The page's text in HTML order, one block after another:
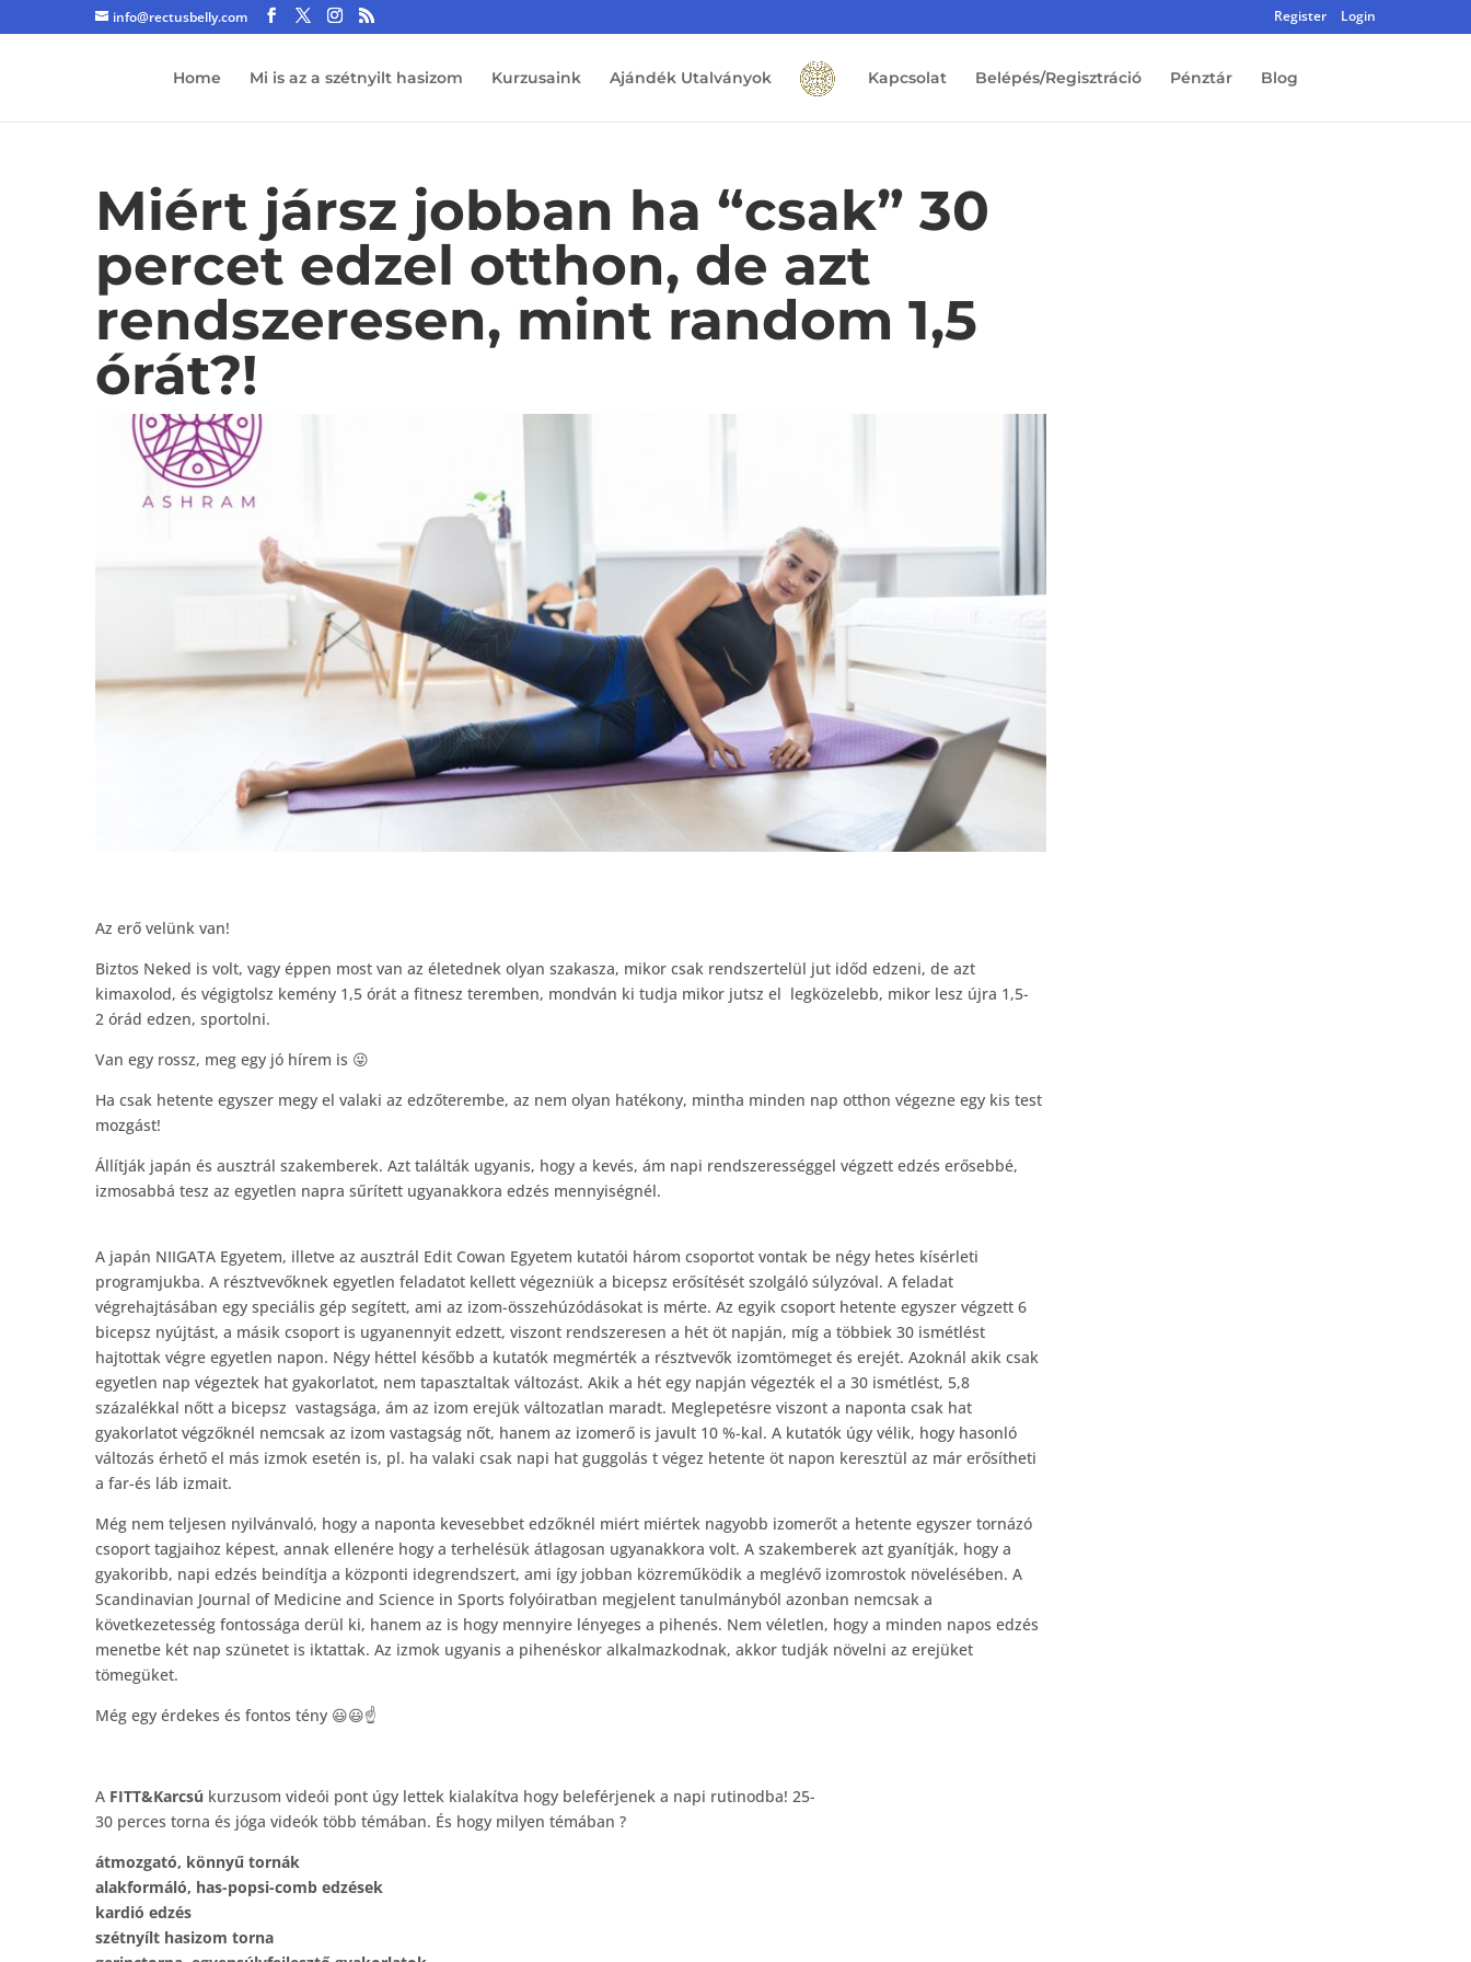
info@rectusbelly.com Register Login
Home Mi is az a szétnyilt hasizom Kurzusaink Ajándék Utalványok Kapcsolat Belépés/Regisztráció Pénztár Blog
Miért jársz jobban ha “csak” 30
percet edzel otthon, de azt
rendszeresen, mint random 1,5
órát?!
Az erő velünk van!
Biztos Neked is volt, vagy éppen most van az életednek olyan szakasza, mikor csak rendszertelül jut időd edzeni, de azt
kimaxolod, és végigtolsz kemény 1,5 órát a fitnesz teremben, mondván ki tudja mikor jutsz el legközelebb, mikor lesz újra 1,5-
2 órád edzen, sportolni.
Van egy rossz, meg egy jó hírem is 😜
Ha csak hetente egyszer megy el valaki az edzőterembe, az nem olyan hatékony, mintha minden nap otthon végezne egy kis test
mozgást!
Állítják japán és ausztrál szakemberek. Azt találták ugyanis, hogy a kevés, ám napi rendszerességgel végzett edzés erősebbé,
izmosabbá tesz az egyetlen napra sűrített ugyanakkora edzés mennyiségnél.
A japán NIIGATA Egyetem, illetve az ausztrál Edit Cowan Egyetem kutatói három csoportot vontak be négy hetes kísérleti
programjukba. A résztvevőknek egyetlen feladatot kellett végezniük a bicepsz erősítését szolgáló súlyzóval. A feladat
végrehajtásában egy speciális gép segített, ami az izom-összehúzódásokat is mérte. Az egyik csoport hetente egyszer végzett 6
bicepsz nyújtást, a másik csoport is ugyanennyit edzett, viszont rendszeresen a hét öt napján, míg a többiek 30 ismétlést
hajtottak végre egyetlen napon. Négy héttel később a kutatók megmérték a résztvevők izomtömeget és erejét. Azoknál akik csak
egyetlen nap végeztek hat gyakorlatot, nem tapasztaltak változást. Akik a hét egy napján végezték el a 30 ismétlést, 5,8
százalékkal nőtt a bicepsz vastagsága, ám az izom erejük változatlan maradt. Meglepetésre viszont a naponta csak hat
gyakorlatot végzőknél nemcsak az izom vastagság nőt, hanem az izomerő is javult 10 %-kal. A kutatók úgy vélik, hogy hasonló
változás érhető el más izmok esetén is, pl. ha valaki csak napi hat guggolás t végez hetente öt napon keresztül az már erősítheti
a far-és láb izmait.
Még nem teljesen nyilvánvaló, hogy a naponta kevesebbet edzőknél miért miértek nagyobb izomerőt a hetente egyszer tornázó
csoport tagjaihoz képest, annak ellenére hogy a terhelésük átlagosan ugyanakkora volt. A szakemberek azt gyanítják, hogy a
gyakoribb, napi edzés beindítja a központi idegrendszert, ami így jobban közreműködik a meglévő izomrostok növelésében. A
Scandinavian Journal of Medicine and Science in Sports folyóiratban megjelent tanulmányból azonban nemcsak a
következetesség fontossága derül ki, hanem az is hogy mennyire lényeges a pihenés. Nem véletlen, hogy a minden napos edzés
menetbe két nap szünetet is iktattak. Az izmok ugyanis a pihenéskor alkalmazkodnak, akkor tudják növelni az erejüket
tömegüket.
Még egy érdekes és fontos tény 😃😃☝️
A FITT&Karcsú kurzusom videói pont úgy lettek kialakítva hogy beleférjenek a napi rutinodba! 25-
30 perces torna és jóga videók több témában. És hogy milyen témában ?
átmozgató, könnyű tornák
alakformáló, has-popsi-comb edzések
kardió edzés
szétnyílt hasizom torna